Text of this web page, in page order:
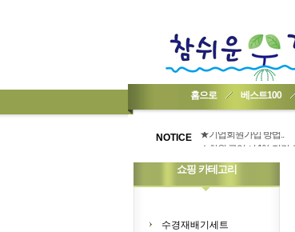
홈으로 베스트100
NOTICE
★회원 구입 시 1% 적립★
쇼핑 카테고리
수경재배기세트